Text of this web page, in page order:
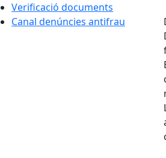
Verificació documents
Canal denúncies antifrau